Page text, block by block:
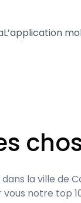
L’application
la ville de
notre top